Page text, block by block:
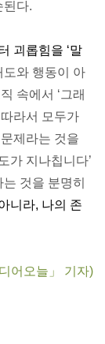
된다.
괴롭힘을 ‘말
도와 행동이 아
속에서 ‘그래
라서 모두가
제라는 것을
가 지나칩니다’
것을 분명히
니라, 나의 존
어오늘」 기자)